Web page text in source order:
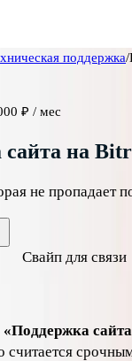
поддержка/
₽ / мес
сайта на
не пропадает
Свайп для связи
«Поддержка
считается